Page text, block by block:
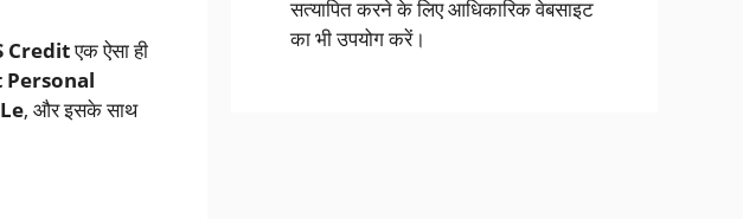
Creditएक ऐसा ही
Personal
, और इसके साथ
सत्यापित करने के लिए आधिकारिक वेबसाइट
का भी उपयोग करें।